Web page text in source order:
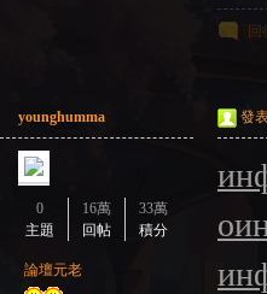
回
younghumma
0
主題
16萬
回帖
33萬
積分
論壇元老
發
о